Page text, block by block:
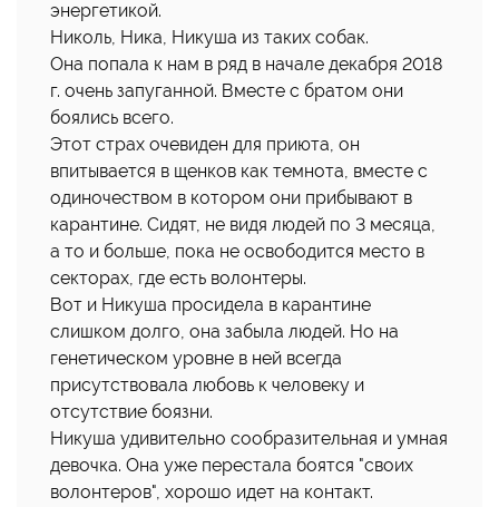
энергетикой.
Николь, Ника, Никуша из таких собак.
Она попала к нам в ряд в начале декабря 2018
г. очень запуганной. Вместе с братом они
боялись всего.
Этот страх очевиден для приюта, он
впитывается в щенков как темнота, вместе с
одиночеством в котором они прибывают в
карантине. Сидят, не видя людей по 3 месяца,
а то и больше, пока не освободится место в
секторах, где есть волонтеры.
Вот и Никуша просидела в карантине
слишком долго, она забыла людей. Но на
генетическом уровне в ней всегда
присутствовала любовь к человеку и
отсутствие боязни.
Никуша удивительно сообразительная и умная
девочка. Она уже перестала боятся "своих
волонтеров", хорошо идет на контакт.